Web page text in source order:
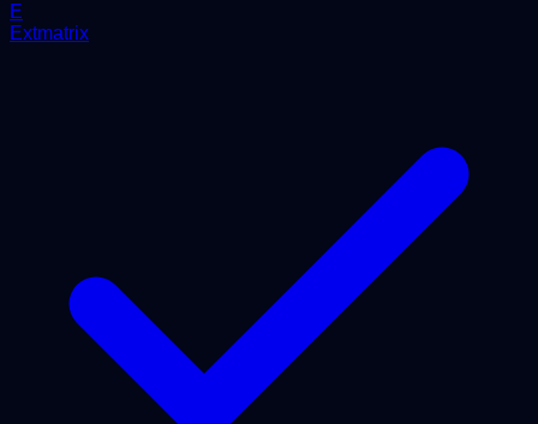
E
Extmatrix